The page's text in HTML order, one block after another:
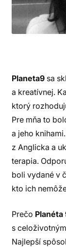
Planeta9 sa
a kreatívnej.
ktorý
Pre mňa to
a jeho
z Anglicka a
terapia.
boli vydané v
kto ich
Prečo Planéta
s
Najlepší